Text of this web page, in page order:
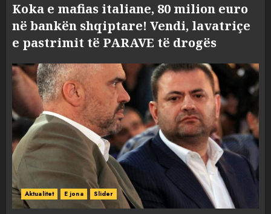
Koka e mafias italiane, 80 milion euro
në bankën shqiptare! Vendi, lavatriçe
e pastrimit të PARAVE të drogës
Aktualitet E jona Slider